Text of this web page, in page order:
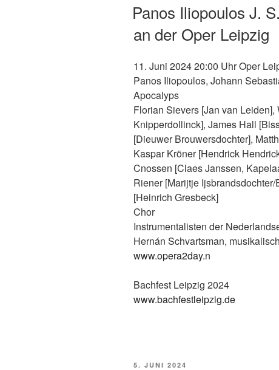
Panos Iliopoulos J.
an der Oper Leipzig
11. Juni 2024 20:00 Uhr Oper
Panos Iliopoulos, Johann
Apocalyps
Florian Sievers [Jan van
Knipperdollinck], James Hall
[Dieuwer Brouwersdochter],
Kaspar Kröner [Hendrick
Cnossen [Claes Janssen,
Riener [Marijtje
[Heinrich Gresbeck]
Chor
Instrumentalisten der
Hernán Schvartsman,
www.opera2day.n
Bachfest Leipzig 2024
www.bachfestleipzig.de
VERÖFFENTLICHT
5. JUNI 2024